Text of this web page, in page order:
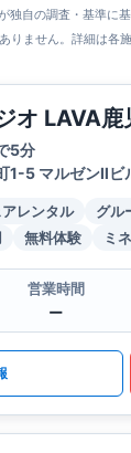
自の調査・基準に
りません。詳細は各
オ LAVA鹿
5分
1-5 マルゼンⅡビ
レンタル グル
無料体験 ミ
営業時間
ー